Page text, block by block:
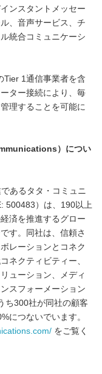
ンスタントメッセー
、音声サービス、チ
統合コミュニケーシ
Tier 1通信事業者を含
ター接続により、毎
理することを可能に
）につい
あるタタ・コミュニ
500483）は、190以上
済を推進するグロー
す。同社は、信頼さ
レーションとコネク
ネクティビティー、
ューション、メディ
スフォーメーション
ち300社が同社の顧客
につないでいます。
をご覧く